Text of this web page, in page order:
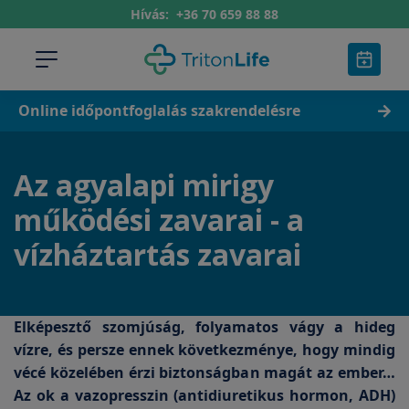
Hívás: +36 70 659 88 88
Online időpontfoglalás szakrendelésre
Az agyalapi mirigy
működési zavarai - a
vízháztartás zavarai
Elképesztő szomjúság, folyamatos vágy a hideg
vízre, és persze ennek következménye, hogy mindig
vécé közelében érzi biztonságban magát az ember…
Az ok a vazopresszin (antidiuretikus hormon, ADH)